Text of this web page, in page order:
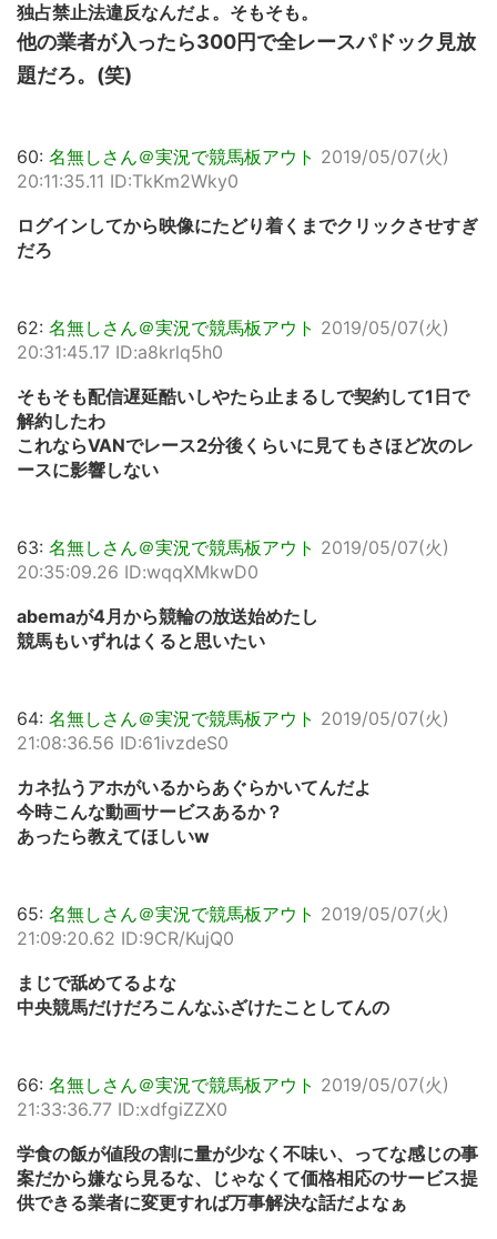
独占禁止法違反なんだよ。そもそも。
他の業者が入ったら300円で全レースパドック見放
題だろ。(笑)
60: 名無しさん＠実況で競馬板アウト 2019/05/07(火)
20:11:35.11 ID:TkKm2Wky0
ログインしてから映像にたどり着くまでクリックさせすぎ
だろ
62: 名無しさん＠実況で競馬板アウト 2019/05/07(火)
20:31:45.17 ID:a8krlq5h0
そもそも配信遅延酷いしやたら止まるしで契約して1日で
解約したわ
これならVANでレース2分後くらいに見てもさほど次のレ
ースに影響しない
63: 名無しさん＠実況で競馬板アウト 2019/05/07(火)
20:35:09.26 ID:wqqXMkwD0
abemaが4月から競輪の放送始めたし
競馬もいずれはくると思いたい
64: 名無しさん＠実況で競馬板アウト 2019/05/07(火)
21:08:36.56 ID:61ivzdeS0
カネ払うアホがいるからあぐらかいてんだよ
今時こんな動画サービスあるか？
あったら教えてほしいw
65: 名無しさん＠実況で競馬板アウト 2019/05/07(火)
21:09:20.62 ID:9CR/KujQ0
まじで舐めてるよな
中央競馬だけだろこんなふざけたことしてんの
66: 名無しさん＠実況で競馬板アウト 2019/05/07(火)
21:33:36.77 ID:xdfgiZZX0
学食の飯が値段の割に量が少なく不味い、ってな感じの事
案だから嫌なら見るな、じゃなくて価格相応のサービス提
供できる業者に変更すれば万事解決な話だよなぁ